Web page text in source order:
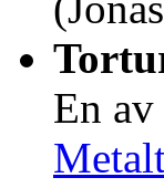
En